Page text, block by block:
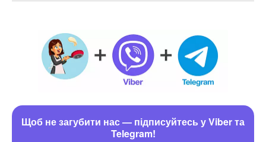
Щоб не загубити нас — підписуйтесь у Viber та
Telegram!